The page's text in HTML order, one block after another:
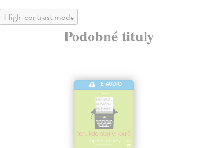
High-contrast mode
Podobné tituly
E-AUDIO